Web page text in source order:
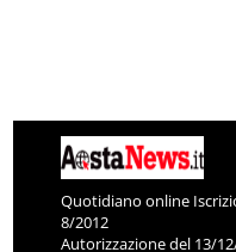
Quotidiano online
8/2012
Autorizzazione del 13/